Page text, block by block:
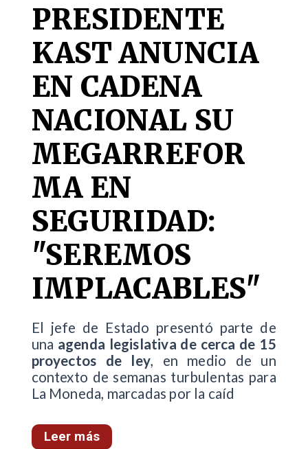
PRESIDENTE
KAST ANUNCIA
EN CADENA
NACIONAL SU
MEGARREFOR
MA EN
SEGURIDAD:
"SEREMOS
IMPLACABLES"
El jefe de Estado presentó parte de
una agenda legislativa de cerca de 15
proyectos de ley, en medio de un
contexto de semanas turbulentas para
La Moneda, marcadas por la caíd
Leer más